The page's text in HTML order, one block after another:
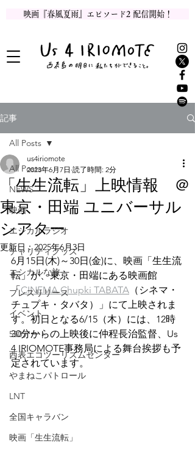
映画『春風夏雨』エピソード2 配信開始！
記事
All Posts
NEWS
映画
エシカルラジオ
チャリティグッズ
エシカルな旅
プレスリリース
イベント
530アート
西表エコツーリズムセンター
やまねこパトロール
LNT
全国キャラバン
映画「生生流転」
All Posts
「生生流転」上映情報 ＠
東京・田端 ユニバーサル
シアター
us4iriomote
2023年6月7日 読了時間: 2分
更新日：2025年6月3日
6月15日(木)～30日(金)に、映画「生生流
転」が、東京・田端にある映画館
「CINEMA Chupki TABATA （シネマ・
チュプキ・タバタ）」にて上映されま
す。初日となる6/15（木）には、12時
30分からの上映後に仲程長治監督、Us
4 IRIOMOTE事務局による舞台挨拶も予
定されています。